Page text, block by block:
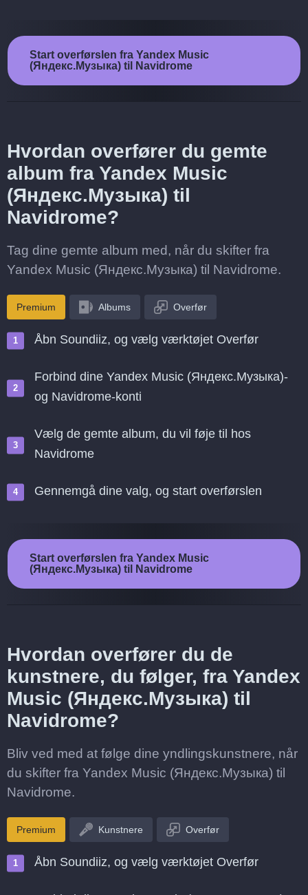
Start overførslen fra Yandex Music
(Яндекс.Музыка) til Navidrome
Hvordan overfører du gemte
album fra Yandex Music
(Яндекс.Музыка) til
Navidrome?
Tag dine gemte album med, når du skifter fra
Yandex Music (Яндекс.Музыка) til Navidrome.
Premium Albums Overfør
Åbn Soundiiz, og vælg værktøjet Overfør
Forbind dine Yandex Music (Яндекс.Музыка)-
og Navidrome-konti
Vælg de gemte album, du vil føje til hos
Navidrome
Gennemgå dine valg, og start overførslen
Start overførslen fra Yandex Music
(Яндекс.Музыка) til Navidrome
Hvordan overfører du de
kunstnere, du følger, fra Yandex
Music (Яндекс.Музыка) til
Navidrome?
Bliv ved med at følge dine yndlingskunstnere, når
du skifter fra Yandex Music (Яндекс.Музыка) til
Navidrome.
Premium Kunstnere Overfør
Åbn Soundiiz, og vælg værktøjet Overfør